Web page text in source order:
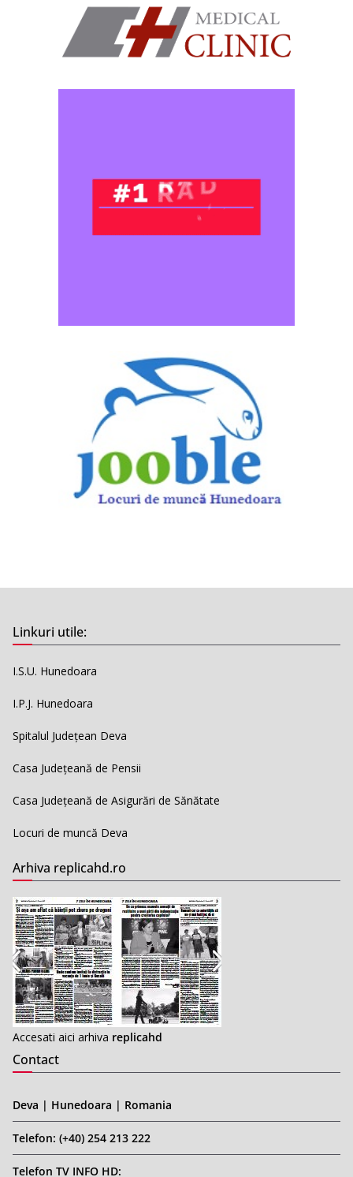
Linkuri utile:
I.S.U. Hunedoara
I.P.J. Hunedoara
Spitalul Județean Deva
Casa Județeană de Pensii
Casa Județeană de Asigurări de Sănătate
Locuri de muncă Deva
Arhiva replicahd.ro
Accesati aici arhiva replicahd
Contact
Deva | Hunedoara | Romania
Telefon: (+40) 254 213 222
Telefon TV INFO HD: